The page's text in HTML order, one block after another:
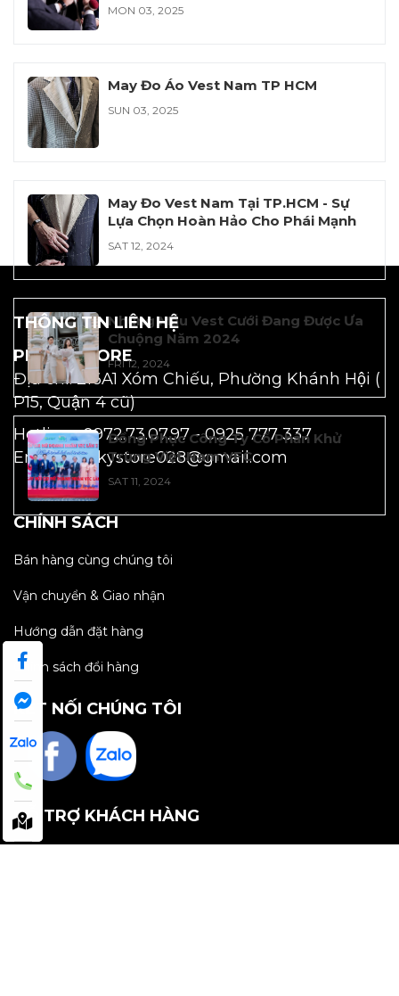
MON 03, 2025
May Đo Áo Vest Nam TP HCM
SUN 03, 2025
May Đo Vest Nam Tại TP.HCM - Sự
Lựa Chọn Hoàn Hảo Cho Phái Mạnh
SAT 12, 2024
Những Mẫu Vest Cưới Đang Được Ưa
Chuộng Năm 2024
FRI 12, 2024
Đồng Phục Công Ty Cổ Phần Khử
Trùng Việt Nam VFC
SAT 11, 2024
THÔNG TIN LIÊN HỆ
PEAKY STORE
Địa chỉ: 216A1 Xóm Chiếu, Phường Khánh Hội (
P15, Quận 4 cũ)
Hotline: 0972.73.07.97 -0925 777 337
Email: peakystore028@gmail.com
CHÍNH SÁCH
Bán hàng cùng chúng tôi
Vận chuyển & Giao nhận
Hướng dẫn đặt hàng
Chính sách đổi hàng
KẾT NỐI CHÚNG TÔI
HỖ TRỢ KHÁCH HÀNG